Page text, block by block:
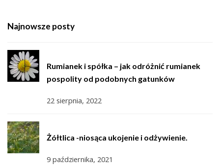
Najnowsze posty
Rumianek i spółka – jak odróżnić rumianek
pospolity od podobnych gatunków
22 sierpnia, 2022
Żółtlica -niosąca ukojenie i odżywienie.
9 października, 2021